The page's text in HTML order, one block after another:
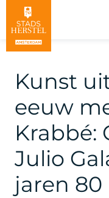
Kunst
eeuw
Krabbé:
Julio
jaren 80